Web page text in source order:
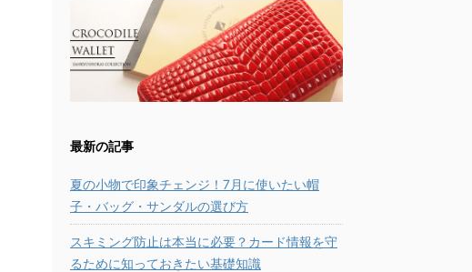
最新の記事
夏の小物で印象チェンジ！7月に使いたい帽
子・バッグ・サンダルの選び方
スキミング防止は本当に必要？カード情報を守
るために知っておきたい基礎知識